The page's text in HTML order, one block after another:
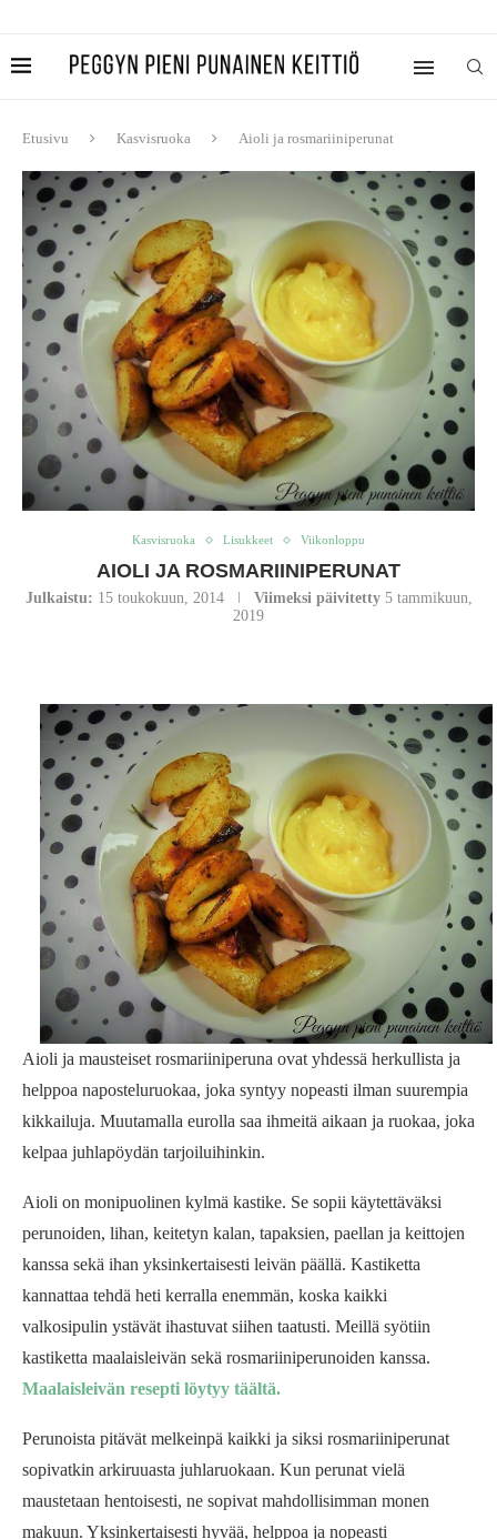
Etusivu Kasvisruoka Aioli ja rosmariiniperunat
Kasvisruoka Lisukkeet Viikonloppu
AIOLI JA ROSMARIINIPERUNAT
Julkaistu: 15 toukokuun, 2014 Viimeksi päivitetty 5 tammikuun,
2019
Aioli ja mausteiset rosmariiniperuna ovat yhdessä herkullista ja
helppoa naposteluruokaa, joka syntyy nopeasti ilman suurempia
kikkailuja. Muutamalla eurolla saa ihmeitä aikaan ja ruokaa, joka
kelpaa juhlapöydän tarjoiluihinkin.
Aioli on monipuolinen kylmä kastike. Se sopii käytettäväksi
perunoiden, lihan, keitetyn kalan, tapaksien, paellan ja keittojen
kanssa sekä ihan yksinkertaisesti leivän päällä. Kastiketta
kannattaa tehdä heti kerralla enemmän, koska kaikki
valkosipulin ystävät ihastuvat siihen taatusti. Meillä syötiin
kastiketta maalaisleivän sekä rosmariiniperunoiden kanssa.
Maalaisleivän resepti löytyy täältä.
Perunoista pitävät melkeinpä kaikki ja siksi rosmariiniperunat
sopivatkin arkiruuasta juhlaruokaan. Kun perunat vielä
maustetaan hentoisesti, ne sopivat mahdollisimman monen
makuun. Yksinkertaisesti hyvää, helppoa ja nopeasti